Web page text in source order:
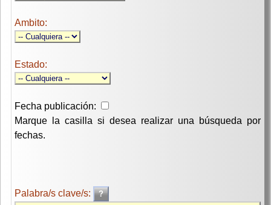
Ambito:
Estado:
Fecha publicación:
Marque la casilla si desea realizar una búsqueda por
fechas.
Palabra/s clave/s: